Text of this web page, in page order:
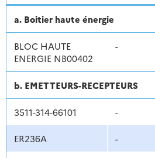
a. Boitier haute énergie
BLOC HAUTE
ENERGIE NB00402
-
b. EMETTEURS-RECEPTEURS
3511-314-66101 -
ER236A -